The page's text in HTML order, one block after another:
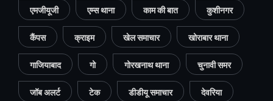
एमजीयूजी एम्स थाना काम की बात कुशीनगर
कैंपस क्राइम खेल समाचार खोराबार थाना
गाजियाबाद गो गोरखनाथ थाना चुनावी समर
जॉब अलर्ट टेक डीडीयू समाचार देवरिया